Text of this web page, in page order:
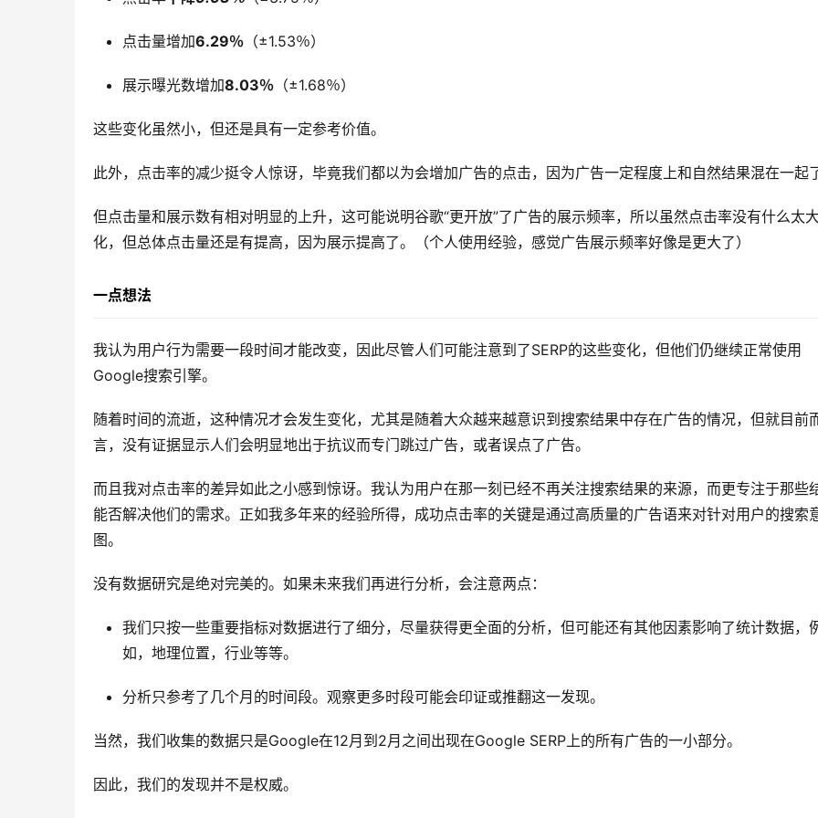
点击量增加6.29％ （±1.53％）
展示曝光数增加8.03％ （±1.68％）
这些变化虽然小，但还是具有一定参考价值。
此外，点击率的减少挺令人惊讶，毕竟我们都以为会增加广告的点击，因为广告一定程度上和自然结果混在一起了
但点击量和展示数有相对明显的上升，这可能说明谷歌“更开放”了广告的展示频率，所以虽然点击率没有什么太
化，但总体点击量还是有提高，因为展示提高了。（个人使用经验，感觉广告展示频率好像是更大了）
一点想法
我认为用户行为需要一段时间才能改变，因此尽管人们可能注意到了SERP的这些变化，但他们仍继续正常使用
Google搜索引擎。
随着时间的流逝，这种情况才会发生变化，尤其是随着大众越来越意识到搜索结果中存在广告的情况，但就目前
言，没有证据显示人们会明显地出于抗议而专门跳过广告，或者误点了广告。
而且我对点击率的差异如此之小感到惊讶。我认为用户在那一刻已经不再关注搜索结果的来源，而更专注于那些
能否解决他们的需求。正如我多年来的经验所得，成功点击率的关键是通过高质量的广告语来对针对用户的搜索
图。
没有数据研究是绝对完美的。如果未来我们再进行分析，会注意两点：
我们只按一些重要指标对数据进行了细分，尽量获得更全面的分析，但可能还有其他因素影响了统计数据，
如，地理位置，行业等等。
分析只参考了几个月的时间段。观察更多时段可能会印证或推翻这一发现。
当然，我们收集的数据只是Google在12月到2月之间出现在Google SERP上的所有广告的一小部分。
因此，我们的发现并不是权威。